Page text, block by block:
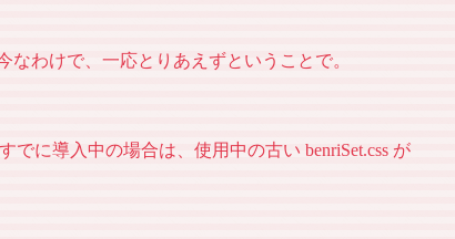
わけで、一応とりあえずということで。
でに導入中の場合は、使用中の古い benriSet.css が